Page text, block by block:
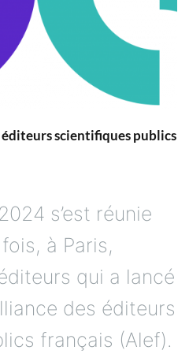
éditeurs scientifiques publics
s’est réunie
à Paris,
qui a lancé
des éditeurs
français (Alef).